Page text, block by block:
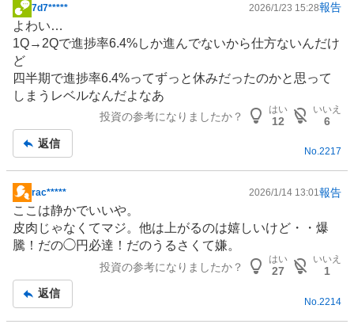
掲
示
板
記
事
7d7***** 2026/1/23 15:28報告
よわい…
1Q→2Qで進捗率6.4%しか進んでないから仕方ないんだけ
ど
四半期で進捗率6.4%ってずっと休みだったのかと思って
しまうレベルなんだよなあ
投資の参考になりましたか？
はい
12
いいえ
6
返信
No.2217
掲
示
板
記
rac***** 2026/1/14 13:01報告
ここは静かでいいや。
皮肉じゃなくてマジ。他は上がるのは嬉しいけど・・爆
騰！だの◯円必達！だのうるさくて嫌。
投資の参考になりましたか？
はい
27
いいえ
1
返信
No. 2214